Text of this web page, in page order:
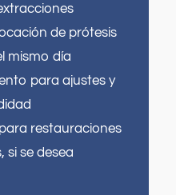
de prótesis
mismo día
para ajustes y
restauraciones
si se desea
de mis dientes.
ven mis encías o
trabajos
o
o la
o fisuré un
dientes.